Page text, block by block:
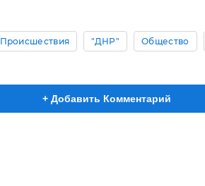
Происшествия "ДНР" Общество
+ Добавить Комментарий